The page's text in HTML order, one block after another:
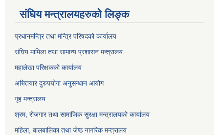
संघिय मन्त्रालयहरुको लिङ्‍क
प्रधानमन्त्रि तथा मन्त्रि परिषदको कार्यालय
संघिय मामिला तथा सामान्य प्रशासन मन्त्रालय
महालेखा परिक्षकको कार्यालय
अख्तियार दुरुपयोगा अनुसन्धान आयोग
गृह मन्त्रालय
श्रम, रोजगार तथा सामाजिक सुरक्षा मन्त्रालयको कार्यालय
महिला, बालबालिका तथा जेष्ठ नागरिक मन्त्रालय